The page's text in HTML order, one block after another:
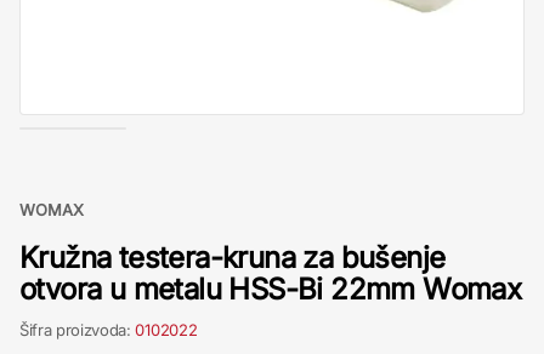
WOMAX
Kružna testera-kruna za bušenje
otvora u metalu HSS-Bi 22mm Womax
Šifra proizvoda:0102022